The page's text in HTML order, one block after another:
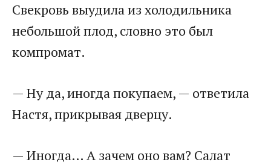
Свекровь выудила из холодильника
небольшой плод, словно это был
компромат.
— Ну да, иногда покупаем, — ответила
Настя, прикрывая дверцу.
— Иногда… А зачем оно вам? Салат